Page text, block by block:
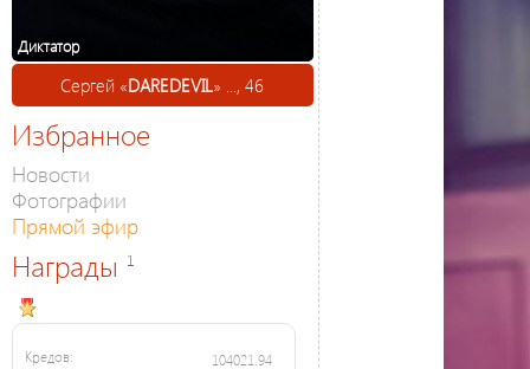
Диктатор
Сергей «DAREDEVIL» ..., 46
Избранное
Новости
Фотографии
Прямой эфир
Награды 1
Кредов: 104021.94